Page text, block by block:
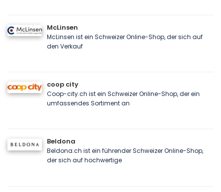
McLinsen
McLinsen ist ein Schweizer Online-Shop, der sich auf
den Verkauf
coop city
Coop-city.ch ist ein Schweizer Online-Shop, der ein
umfassendes Sortiment an
Beldona
Beldona.ch ist ein führender Schweizer Online-Shop,
der sich auf hochwertige